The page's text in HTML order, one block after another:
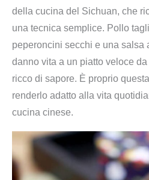
della cucina del Sichuan, che
una tecnica semplice. Pollo
peperoncini secchi e una salsa
danno vita a un piatto veloce
ricco di sapore. È proprio
renderlo adatto alla vita
cucina cinese.